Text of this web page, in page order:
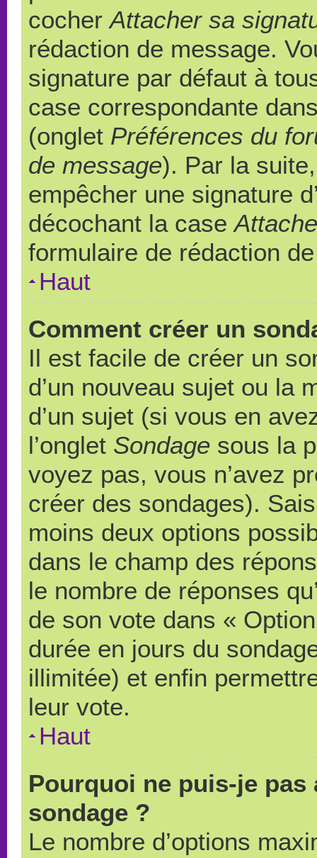
cocherAttacher sa
rédaction de message.
signature par défaut à
case correspondante
(onglet Préférences du
de message). Par la
empêcher une signature
décochant la case
formulaire de rédaction
Haut
Comment créer un
Il est facile de créer un
d’un nouveau sujet ou la
d’un sujet (si vous en
l’onglet Sondage sous la
voyez pas, vous n’avez
créer des sondages).
moins deux options
dans le champ des
le nombre de réponses
de son vote dans «
durée en jours du
illimitée) et enfin
leur vote.
Haut
Pourquoi ne puis-je
sondage ?
Le nombre d’options